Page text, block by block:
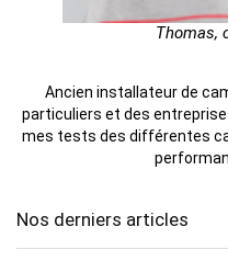
Thomas,
Ancien installateur de
particuliers et des
mes tests des différentes
Nos derniers articles